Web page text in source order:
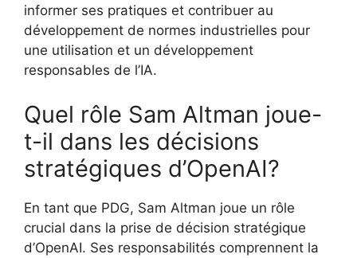
informer ses pratiques et contribuer au
développement de normes industrielles pour
une utilisation et un développement
responsables de l’IA.
Quel rôle Sam Altman joue-
t-il dans les décisions
stratégiques d’OpenAI?
En tant que PDG, Sam Altman joue un rôle
crucial dans la prise de décision stratégique
d’OpenAI. Ses responsabilités comprennent la